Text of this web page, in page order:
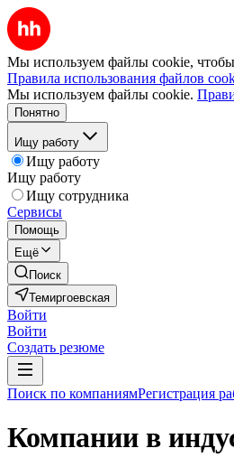
Мы используем файлы cookie, чтобы
Правила использования файлов
Мы используем файлы cookie.
Понятно
Ищу работу
Ищу работу
Ищу работу
Ищу сотрудника
Сервисы
Помощь
Ещё
Поиск
Темиргоевская
Войти
Войти
Создать резюме
Поиск по компаниямРегистрация
Компании в